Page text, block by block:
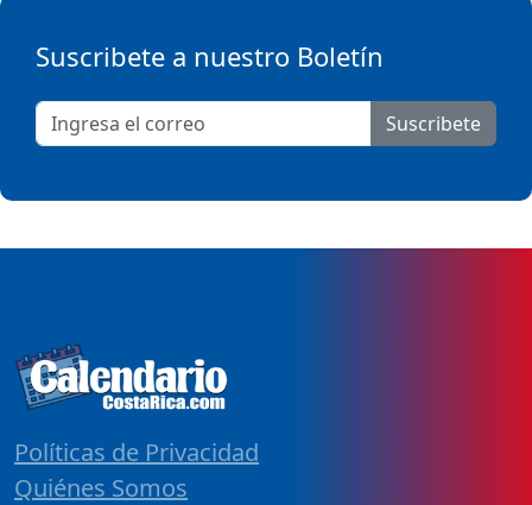
Suscribete a nuestro Boletín
Suscribete
Políticas de Privacidad
Quiénes Somos